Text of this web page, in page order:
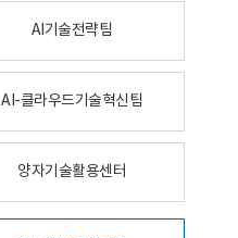
AI기술전략팀
AI-클라우드기술혁신팀
양자기술활용센터